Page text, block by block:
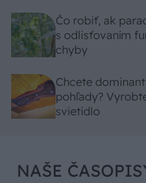
Čo robiť, ak
s odlisťovaním
chyby
Chcete
pohľady?
svietidlo
NAŠE